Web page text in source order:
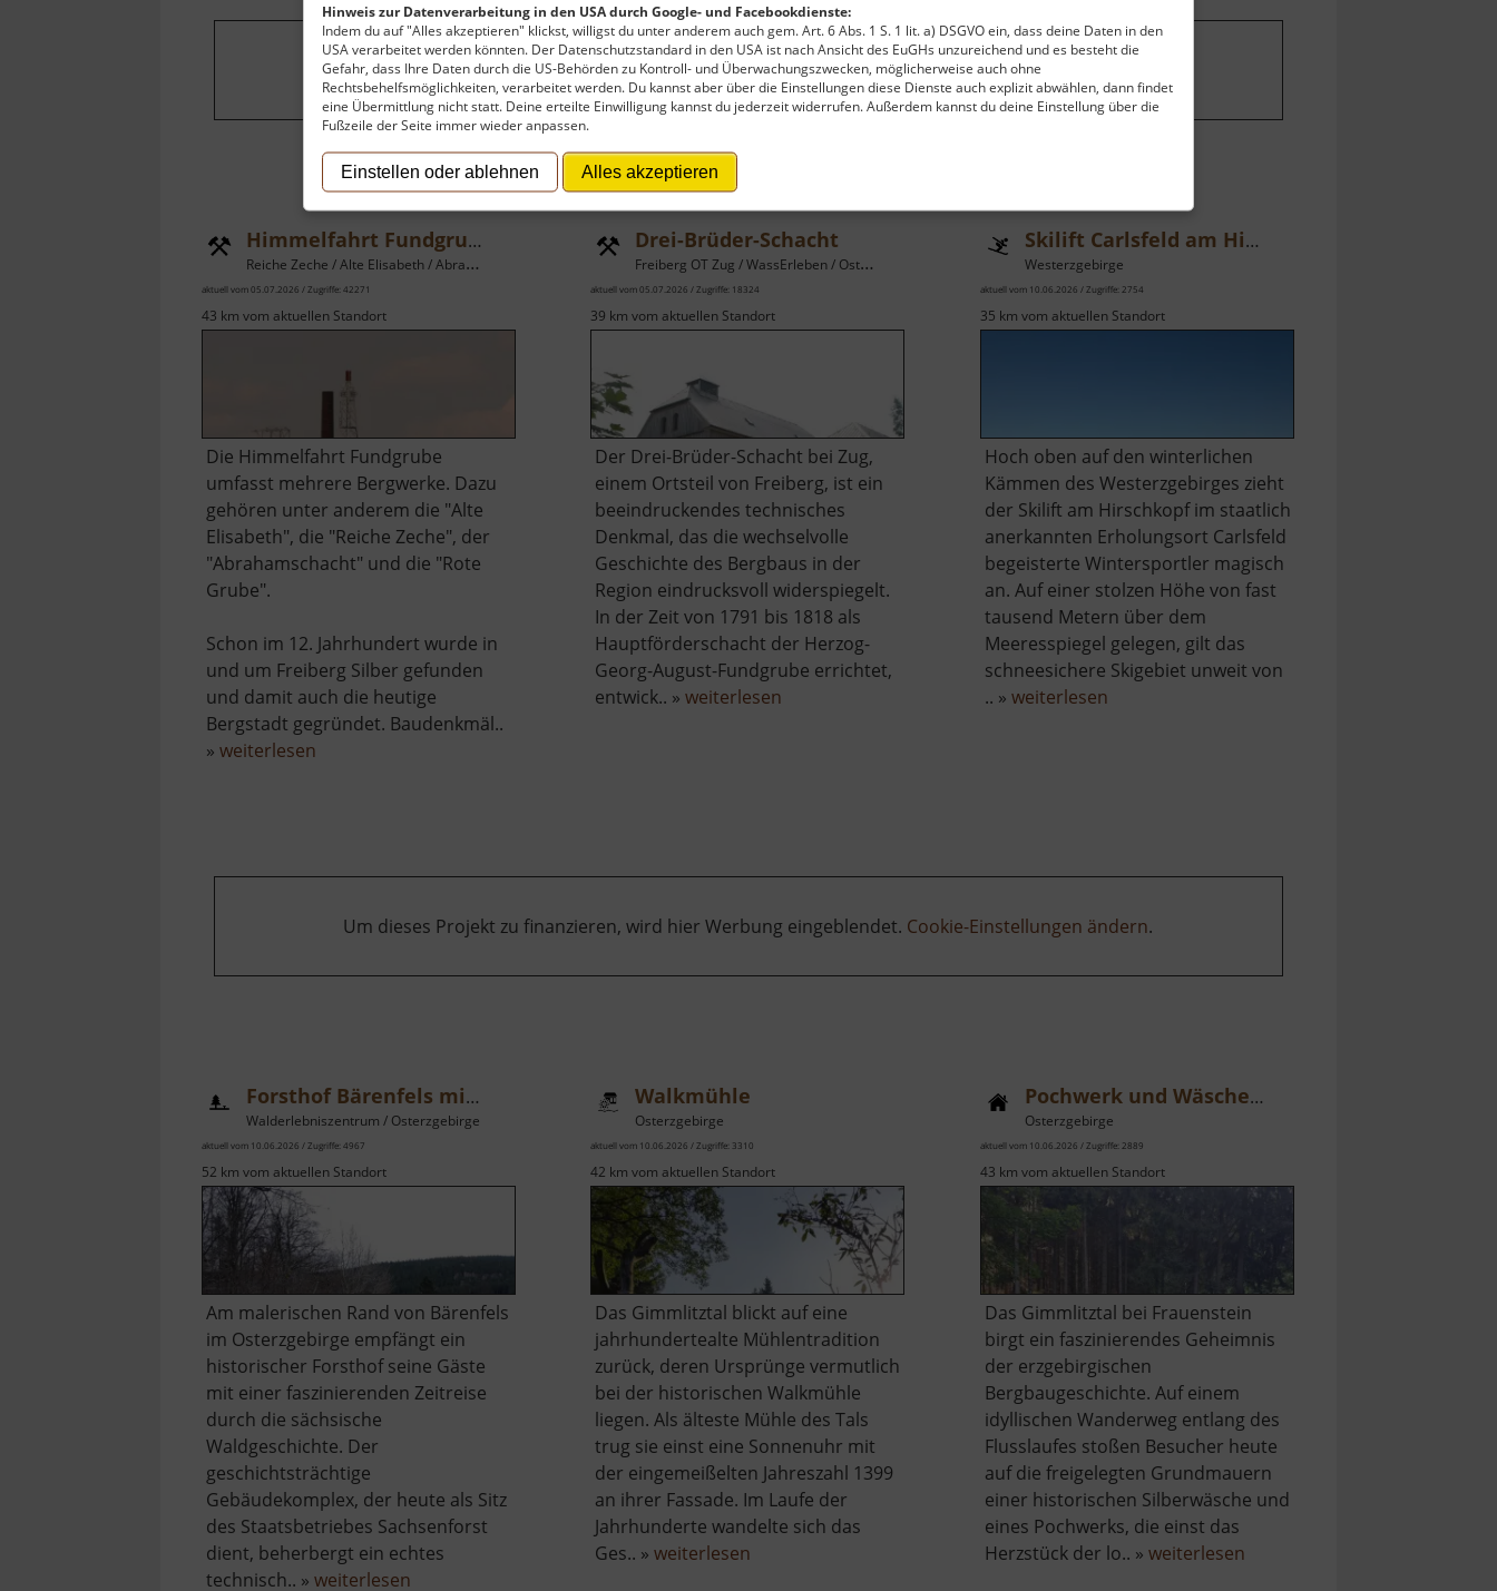
Hinweis zur Datenverarbeitung in den USA durch Google- und Facebookdienste:
Indem du auf "Alles akzeptieren" klickst, willigst du unter anderem auch gem. Art. 6 Abs. 1 S. 1 lit. a) DSGVO ein, dass deine Daten in den
USA verarbeitet werden könnten. Der Datenschutzstandard in den USA ist nach Ansicht des EuGHs unzureichend und es besteht die
Gefahr, dass Ihre Daten durch die US-Behörden zu Kontroll- und Überwachungszwecken, möglicherweise auch ohne
Rechtsbehelfsmöglichkeiten, verarbeitet werden. Du kannst aber über die Einstellungen diese Dienste auch explizit abwählen, dann findet
eine Übermittlung nicht statt. Deine erteilte Einwilligung kannst du jederzeit widerrufen. Außerdem kannst du deine Einstellung über die
Fußzeile der Seite immer wieder anpassen.
Einstellen oder ablehnen Alles akzeptieren
Um dieses Projekt zu finanzieren, wird hier Werbung eingeblendet.Cookie-Einstellungen ändern
Himmelfahrt Fundgrube Freiberg
Reiche Zeche / Alte Elisabeth / Abrahamschacht / Rote Grube / Osterzgebirge
aktuell vom 05.07.2026 / Zugriffe: 42271
43 km vom aktuellen Standort
Die Himmelfahrt Fundgrube
umfasst mehrere Bergwerke. Dazu
gehören unter anderem die "Alte
Elisabeth", die "Reiche Zeche", der
"Abrahamschacht" und die "Rote
Grube".
Schon im 12. Jahrhundert wurde in
und um Freiberg Silber gefunden
und damit auch die heutige
Bergstadt gegründet. Baudenkmäl..
» weiterlesen
Drei-Brüder-Schacht
Freiberg OT Zug / WassErleben / Osterzgebirge
aktuell vom 05.07.2026 / Zugriffe: 18324
39 km vom aktuellen Standort
Der Drei-Brüder-Schacht bei Zug,
einem Ortsteil von Freiberg, ist ein
beeindruckendes technisches
Denkmal, das die wechselvolle
Geschichte des Bergbaus in der
Region eindrucksvoll widerspiegelt.
In der Zeit von 1791 bis 1818 als
Hauptförderschacht der Herzog-
Georg-August-Fundgrube errichtet,
entwick.. »weiterlesen
Skilift Carlsfeld am Hirschkopf
Westerzgebirge
aktuell vom 10.06.2026 / Zugriffe: 2754
35 km vom aktuellen Standort
Hoch oben auf den winterlichen
Kämmen des Westerzgebirges zieht
der Skilift am Hirschkopf im staatlich
anerkannten Erholungsort Carlsfeld
begeisterte Wintersportler magisch
an. Auf einer stolzen Höhe von fast
tausend Metern über dem
Meeresspiegel gelegen, gilt das
schneesichere Skigebiet unweit von
.. » weiterlesenüber
Um dieses Projekt zu finanzieren, wird hier Werbung eingeblendet. Cookie-Einstellungen ändern.
Forsthof Bärenfels mit Arboretum
Walderlebniszentrum / Osterzgebirge
aktuell vom 10.06.2026 / Zugriffe: 4967
52 km vom aktuellen Standort
Am malerischen Rand von Bärenfels
im Osterzgebirge empfängt ein
historischer Forsthof seine Gäste
mit einer faszinierenden Zeitreise
durch die sächsische
Waldgeschichte. Der
geschichtsträchtige
Gebäudekomplex, der heute als Sitz
des Staatsbetriebes Sachsenforst
dient, beherbergt ein echtes
technisch.. » weiterlesen
Walkmühle
Osterzgebirge
aktuell vom 10.06.2026 / Zugriffe: 3310
42 km vom aktuellen Standort
Das Gimmlitztal blickt auf eine
jahrhundertealte Mühlentradition
zurück, deren Ursprünge vermutlich
bei der historischen Walkmühle
liegen. Als älteste Mühle des Tals
trug sie einst eine Sonnenuhr mit
der eingemeißelten Jahreszahl 1399
an ihrer Fassade. Im Laufe der
Jahrhunderte wandelte sich das
Ges.. »weiterlesen
Pochwerk und Wäsche Friedrich August Erbstolln und Friedrich Christoph Erbstolln
Osterzgebirge
aktuell vom 10.06.2026 / Zugriffe: 2889
43 km vom aktuellen Standort
Das Gimmlitztal bei Frauenstein
birgt ein faszinierendes Geheimnis
der erzgebirgischen
Bergbaugeschichte. Auf einem
idyllischen Wanderweg entlang des
Flusslaufes stoßen Besucher heute
auf die freigelegten Grundmauern
einer historischen Silberwäsche und
eines Pochwerks, die einst das
Herzstück der lo.. » weiterlesenüber